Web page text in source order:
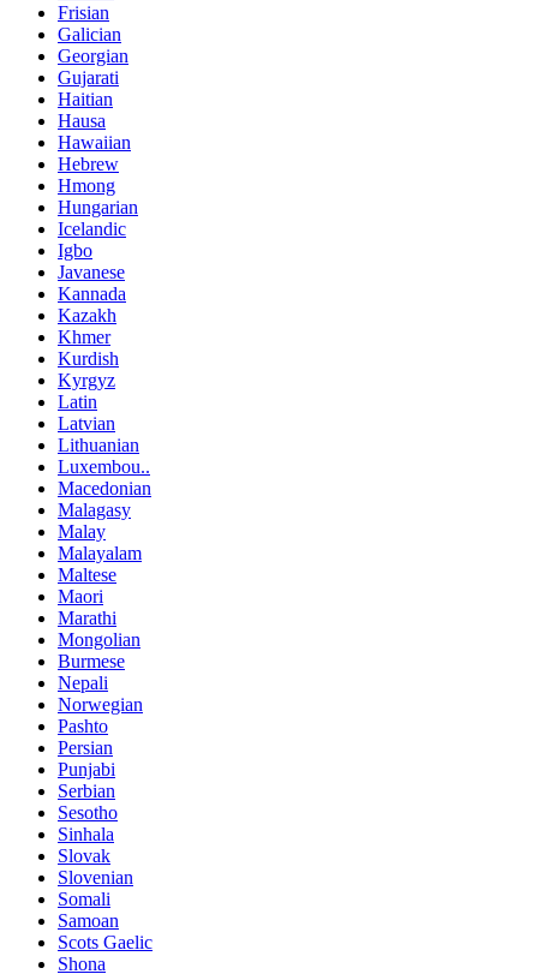
Frisian
Galician
Georgian
Gujarati
Haitian
Hausa
Hawaiian
Hebrew
Hmong
Hungarian
Icelandic
Igbo
Javanese
Kannada
Kazakh
Khmer
Kurdish
Kyrgyz
Latin
Latvian
Lithuanian
Luxembou..
Macedonian
Malagasy
Malay
Malayalam
Maltese
Maori
Marathi
Mongolian
Burmese
Nepali
Norwegian
Pashto
Persian
Punjabi
Serbian
Sesotho
Sinhala
Slovak
Slovenian
Somali
Samoan
Scots Gaelic
Shona